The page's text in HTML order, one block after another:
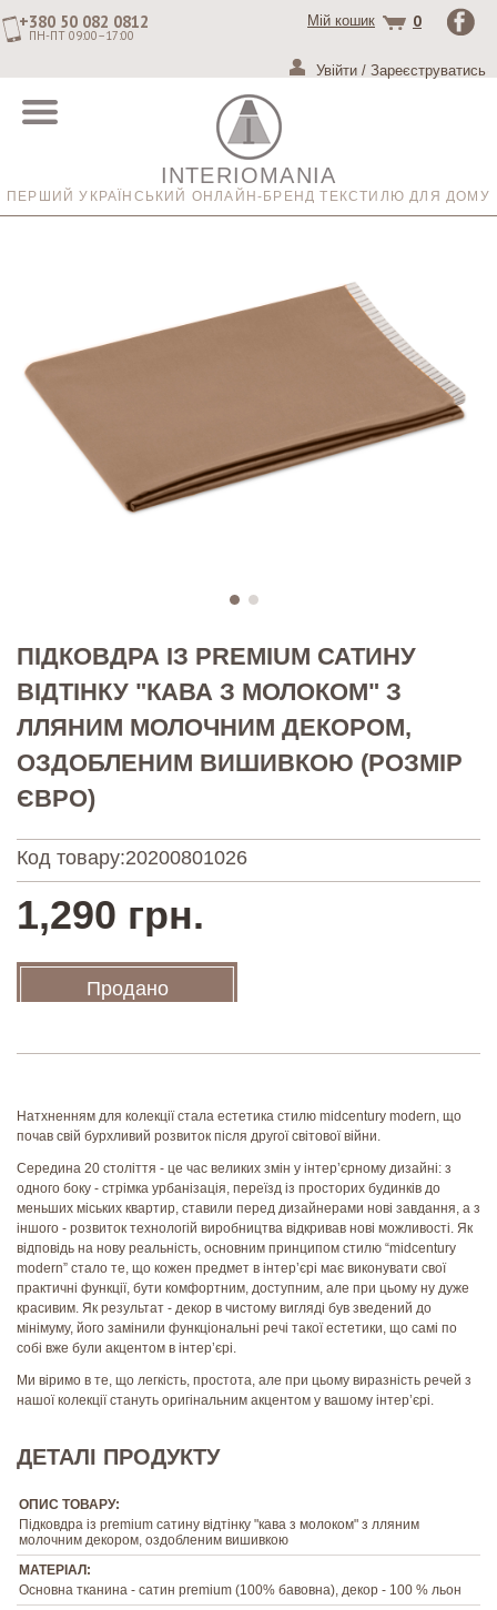
+380 50 082 0812
ПН-ПТ 09:00–17:00
Мій кошик 0
Увійти / Зареєструватись
INTERIOMANIA
ПЕРШИЙ УКРАЇНСЬКИЙ ОНЛАЙН-БРЕНД ТЕКСТИЛЮ ДЛЯ ДОМУ
ПІДКОВДРА ІЗ PREMIUM САТИНУ
ВІДТІНКУ "КАВА З МОЛОКОМ" З
ЛЛЯНИМ МОЛОЧНИМ ДЕКОРОМ,
ОЗДОБЛЕНИМ ВИШИВКОЮ (РОЗМІР
ЄВРО)
Код товару:20200801026
1,290 грн.
Продано
Натхненням для колекції стала естетика стилю midcentury modern, що
почав свій бурхливий розвиток після другої світової війни.
Середина 20 століття - це час великих змін у інтер’єрному дизайні: з
одного боку - стрімка урбанізація, переїзд із просторих будинків до
меньших міських квартир, ставили перед дизайнерами нові завдання, а з
іншого - розвиток технологій виробництва відкривав нові можливості. Як
відповідь на нову реальність, основним принципом стилю “midcentury
modern” стало те, що кожен предмет в інтер’єрі має виконувати свої
практичні функції, бути комфортним, доступним, але при цьому ну дуже
красивим. Як результат - декор в чистому вигляді був зведений до
мінімуму, його замінили функціональні речі такої естетики, що самі по
собі вже були акцентом в інтер’єрі.
Ми віримо в те, що легкість, простота, але при цьому виразність речей з
нашої колекції стануть оригінальним акцентом у вашому інтер’єрі.
ДЕТАЛІ ПРОДУКТУ
ОПИС ТОВАРУ:
Підковдра із premium сатину відтінку "кава з молоком" з лляним
молочним декором, оздобленим вишивкою
МАТЕРІАЛ:
Основна тканина - сатин premium (100% бавовна), декор - 100 % льон